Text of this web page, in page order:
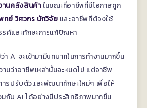
านคลังสินค้าในขณะที่อาชีพที่มีโอกาสถูก
ทย์ วิศวกร นักวิจัย และอาชีพที่ต้องใช้
ค์และทักษะการแก้ปัญหา
า AI จะเข้ามามีบทบาทในการทำงานมากขึ้น
ามว่าอาชีพเหล่านั้นจะหมดไป แต่อาชีพ
ารปรับตัวและพัฒนาทักษะใหม่ๆ เพื่อให้
มกับ AI ได้อย่างมีประสิทธิภาพมากขึ้น